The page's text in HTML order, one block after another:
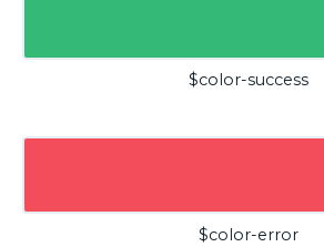
$color-success
$color-error